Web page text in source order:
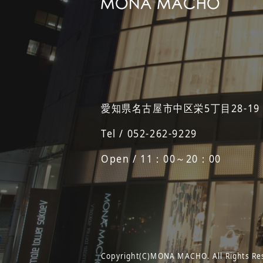
愛知県名古屋市中区栄5丁目28-
Tel / 052-262-9229
Open / 11：00～20：00
Copyright(C)MONA MACHO. All Rights